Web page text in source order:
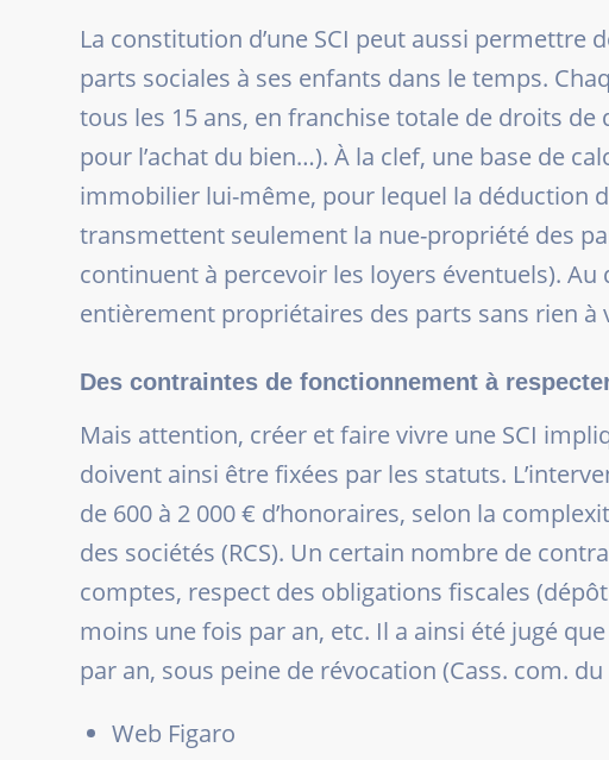
La constitution d’une SCI peut aussi
parts sociales à ses enfants dans le temps.
tous les 15 ans, en franchise totale de droits
pour l’achat du bien…). À la clef, une base de
immobilier lui-même, pour lequel la déduction
transmettent seulement la nue-propriété des
continuent à percevoir les loyers éventuels).
entièrement propriétaires des parts sans rien à
Des contraintes de fonctionnement à
Mais attention, créer et faire vivre une SCI
doivent ainsi être fixées par les statuts.
de 600 à 2 000 € d’honoraires, selon la
des sociétés (RCS). Un certain nombre de
comptes, respect des obligations fiscales
moins une fois par an, etc. Il a ainsi été jugé
par an, sous peine de révocation (Cass. com. du
Web Figaro